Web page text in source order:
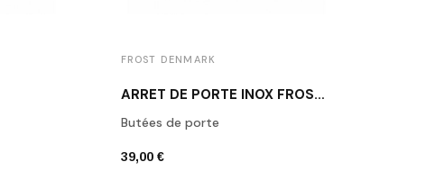
FROST DENMARK
ARRÊT DE PORTE INOX FROST N1931-1
Butées de porte
39,00 €